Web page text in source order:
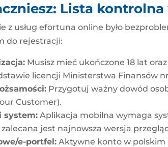
Lista
z usług efortuna online było
do rejestracji:
Musisz mieć ukończone 18 lat
licencji Ministerstwa Finansów
Przygotuj ważny dowód
Customer).
system: Aplikacja mobilna wymaga
jest najnowsza wersja
e-portfel: Aktywne konto w polskim